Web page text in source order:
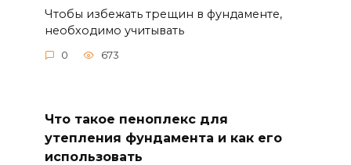
Чтобы избежать трещин в фундаменте,
необходимо учитывать
0 673
Что такое пеноплекс для
утепления фундамента и как его
использовать